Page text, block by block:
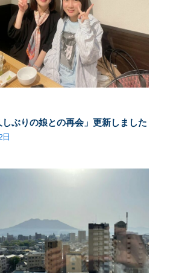
ぶりの娘との再会」更新しました